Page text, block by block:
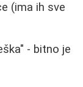
(ima ih sve
- bitno je